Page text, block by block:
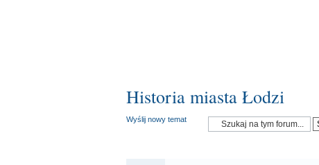
Historia miasta Łodzi
Wyślij nowy temat